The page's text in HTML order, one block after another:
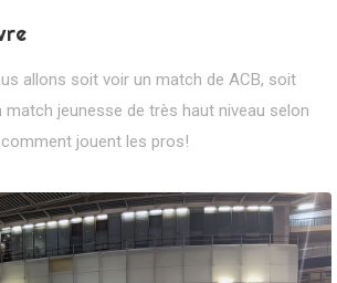
allons soit voir un match de ACB, soit
match jeunesse de très haut niveau selon
jouent les pros!